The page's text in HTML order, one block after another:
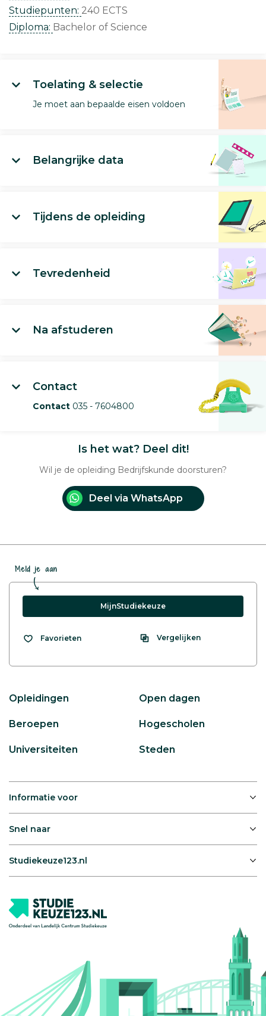
Studiepunten: 240 ECTS
Diploma: Bachelor of Science
Toelating & selectie
Je moet aan bepaalde eisen voldoen
Belangrijke data
Tijdens de opleiding
Tevredenheid
Na afstuderen
Contact
Contact 035 - 7604800
Is het wat? Deel dit!
Wil je de opleiding Bedrijfskunde doorsturen?
Deel via WhatsApp
Meld je aan
MijnStudiekeuze
Favorieten Vergelijken
Opleidingen Open dagen
Beroepen Hogescholen
Universiteiten Steden
Informatie voor
Snel naar
Studiekeuze123.nl